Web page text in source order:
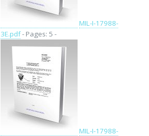
MIL-I-17988-
3E.pdf- Pages: 5 -
MIL-I-17988-